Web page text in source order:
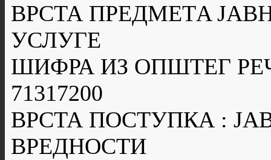
ВРСТА ПРЕДМЕТA
УСЛУГЕ
ШИФРА ИЗ ОПШТЕГ
71317200
ВРСТА ПОСТУПКА :
ВРЕДНОСТИ